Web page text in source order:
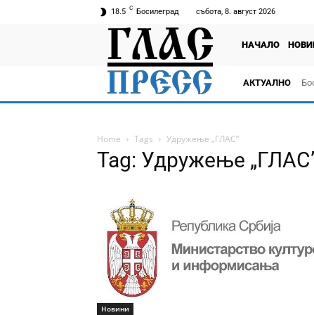
18.5 C Босилеград събота, 8. август 2026
НАЧАЛО
АКТУАЛНО
Home Tags Удружење „ГЛАС”
Tag: Удружење
Новини